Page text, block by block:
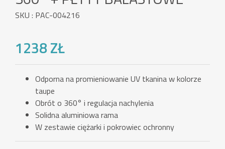
SKU : PAC-004216
1238 ZŁ
Odporna na promieniowanie UV tkanina w kolorze
taupe
Obrót o 360° i regulacja nachylenia
Solidna aluminiowa rama
W zestawie ciężarki i pokrowiec ochronny